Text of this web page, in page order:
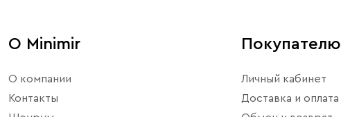
О Minimir
О компании
Контакты
Покупателю
Личный кабинет
Доставка и оплата